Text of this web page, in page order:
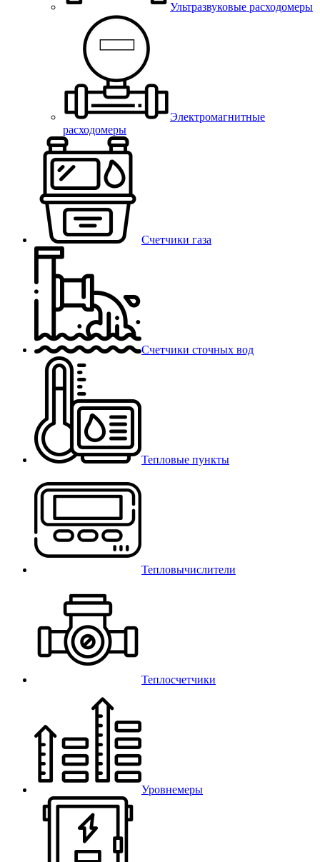
Ультразвуковые расходомеры
Электромагнитные
расходомеры
Счетчики газа
Счетчики сточных вод
Тепловые пункты
Тепловычислители
Теплосчетчики
Уровнемеры